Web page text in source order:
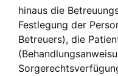
hinaus die
Festlegung der
Betreuers), die